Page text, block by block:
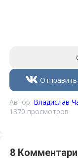
Автор: Владислав
1370 просмотров
8